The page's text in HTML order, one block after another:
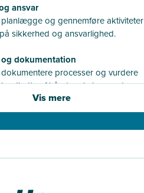
ansvar
og gennemføre aktiviteter
sikkerhed og ansvarlighed.
dokumentation
processer og vurdere
udbytte af håndværksbaserede
Vis mere